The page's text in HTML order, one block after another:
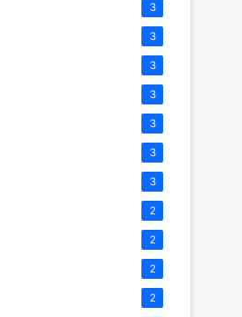
3
3
3
3
3
3
3
2
2
2
2